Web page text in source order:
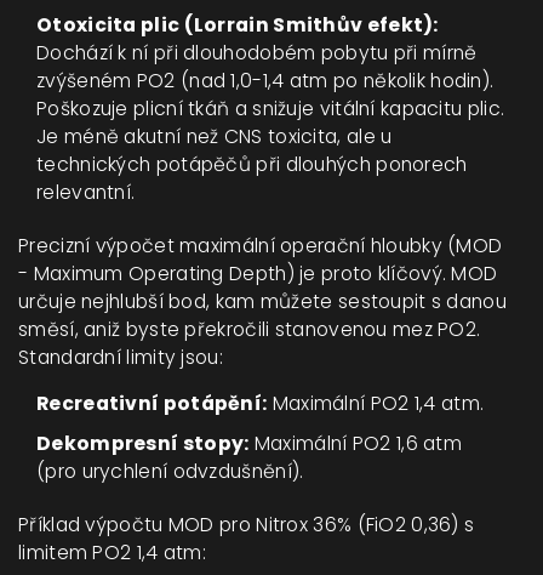
Otoxicita plic (Lorrain Smithův efekt):
Dochází k ní při dlouhodobém pobytu při mírně
zvýšeném PO2 (nad 1,0-1,4 atm po několik hodin).
Poškozuje plicní tkáň a snižuje vitální kapacitu plic.
Je méně akutní než CNS toxicita, ale u
technických potápěčů při dlouhých ponorech
relevantní.
Precizní výpočet maximální operační hloubky (MOD
- Maximum Operating Depth) je proto klíčový. MOD
určuje nejhlubší bod, kam můžete sestoupit s danou
směsí, aniž byste překročili stanovenou mez PO2.
Standardní limity jsou:
Recreativní potápění: Maximální PO2 1,4 atm.
Dekompresní stopy: Maximální PO2 1,6 atm
(pro urychlení odvzdušnění).
Příklad výpočtu MOD pro Nitrox 36% (FiO2 0,36) s
limitem PO2 1,4 atm: